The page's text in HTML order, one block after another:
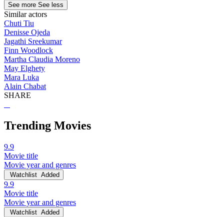
See more See less
Similar actors
Chuti Tiu
Denisse Ojeda
Jagathi Sreekumar
Finn Woodlock
Martha Claudia Moreno
May Elghety
Mara Luka
Alain Chabat
SHARE
Trending Movies
9.9
Movie title
Movie year and genres
Watchlist Added
9.9
Movie title
Movie year and genres
Watchlist Added